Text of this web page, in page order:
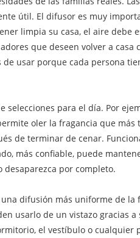
útil. El difusor es muy
limpia su casa, el aire debe
que deseen volver a casa
usar porque cada persona
para el día. Por
oler la fragancia que más
de terminar de cenar.
más confiable, puede
desaparezca por completo.
difusión más uniforme de la
usarlo de un vistazo gracias
el vestíbulo o cualquier